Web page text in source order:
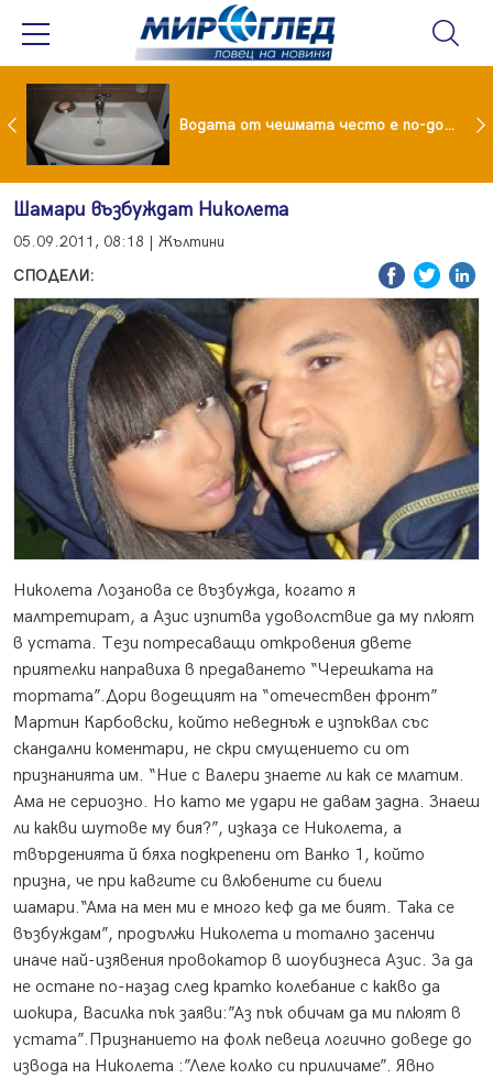
Ракът на простатата на Джо Байдън се е разпространил Водата от чешмата често е по-добра от бутилираната
Шамари възбуждат Николета
05.09.2011, 08:18 | Жълтини
СПОДЕЛИ:
Николета Лозанова се възбужда, когато я
малтретират, а Азис изпитва удоволствие да му плюят
в устата. Тези потресаващи откровения двете
приятелки направиха в предаването “Черешката на
тортата”.Дори водещият на “отечествен фронт”
Мартин Карбовски, който неведнъж е изпъквал със
скандални коментари, не скри смущението си от
признанията им. “Ние с Валери знаете ли как се млатим.
Ама не сериозно. Но като ме удари не давам задна. Знаеш
ли какви шутове му бия?”, изказа се Николета, а
твърденията й бяха подкрепени от Ванко 1, който
призна, че при кавгите си влюбените си биели
шамари.“Ама на мен ми е много кеф да ме бият. Така се
възбуждам”, продължи Николета и тотално засенчи
иначе най-изявения провокатор в шоубизнеса Азис. За да
не остане по-назад след кратко колебание с какво да
шокира, Василка пък заяви:”Аз пък обичам да ми плюят в
устата”.Признанието на фолк певеца логично доведе до
извода на Николета :”Леле колко си приличаме”. Явно